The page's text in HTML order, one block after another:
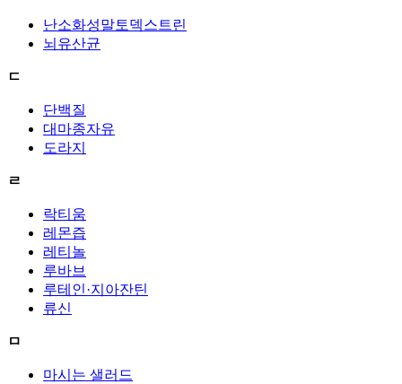
난소화성말토덱스트린
뇌유산균
ㄷ
단백질
대마종자유
도라지
ㄹ
락티움
레몬즙
레티놀
루바브
루테인·지아잔틴
류신
ㅁ
마시는 샐러드